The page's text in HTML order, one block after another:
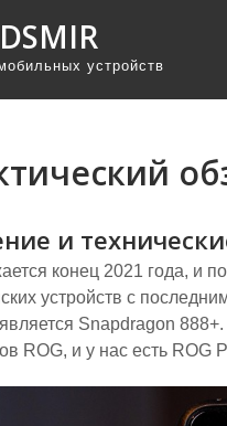
устройств
и
конец 2021 года, и
устройств с
Snapdragon
ROG, и у нас есть ROG